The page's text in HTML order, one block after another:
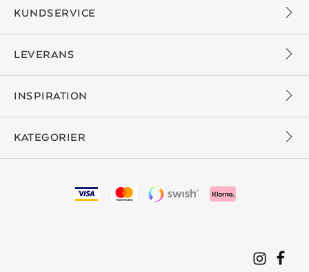
KUNDSERVICE
LEVERANS
INSPIRATION
KATEGORIER